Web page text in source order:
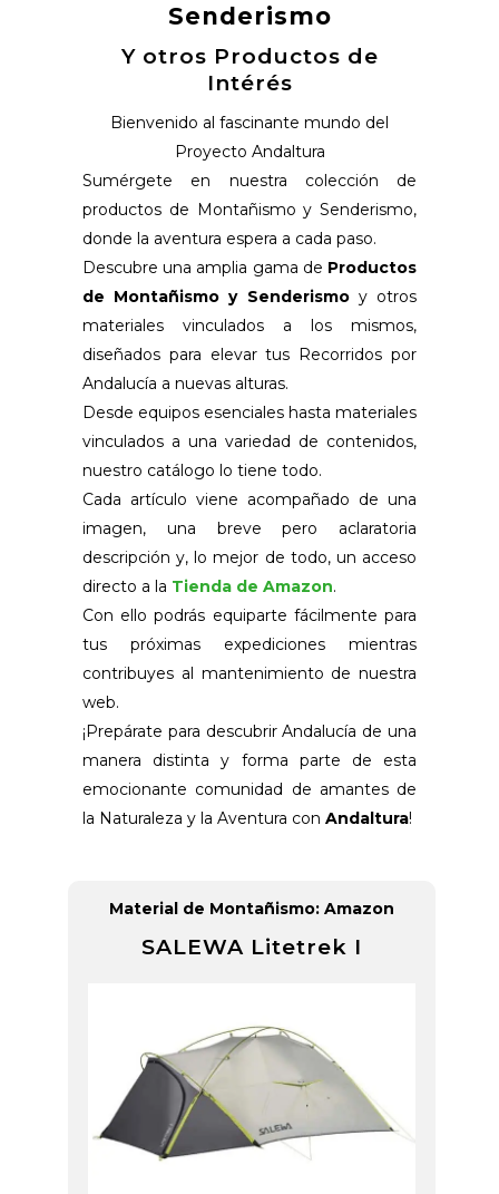
Senderismo
Y otros Productos de
Intérés
Bienvenido al fascinante mundo del
Proyecto Andaltura
Sumérgete en nuestra colección de
productos de Montañismo y Senderismo,
donde la aventura espera a cada paso.
Descubre una amplia gama de Productos
de Montañismo y Senderismoy otros
materiales vinculados a los mismos,
diseñados para elevar tus Recorridos por
Andalucía a nuevas alturas.
Desde equipos esenciales hasta materiales
vinculados a una variedad de contenidos,
nuestro catálogo lo tiene todo.
Cada artículo viene acompañado de una
imagen, una breve pero aclaratoria
descripción y, lo mejor de todo, un acceso
directo a la Tienda de Amazon.
Con ello podrás equiparte fácilmente para
tus próximas expediciones mientras
contribuyes al mantenimiento de nuestra
web.
¡Prepárate para descubrir Andalucía de una
manera distinta y forma parte de esta
emocionante comunidad de amantes de
la Naturaleza y la Aventura con Andaltura!
Material de Montañismo: Amazon
SALEWA Litetrek I